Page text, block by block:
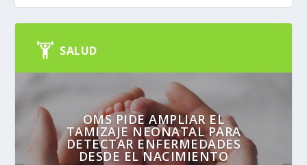
SALUD
OMS PIDE AMPLIAR EL
TAMIZAJE NEONATAL PARA
DETECTAR ENFERMEDADES
DESDE EL NACIMIENTO